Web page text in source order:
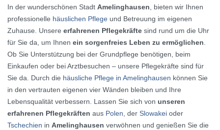
In der wunderschönen Stadt Amelinghausen, bieten wir Ihnen
professionelle häuslichen Pflege und Betreuung im eigenen
Zuhause. Unsere erfahrenen Pflegekräfte sind rund um die Uhr
für Sie da, um Ihnen ein sorgenfreies Leben zu ermöglichen.
Ob Sie Unterstützung bei der Grundpflege benötigen, beim
Einkaufen oder bei Arztbesuchen – unsere Pflegekräfte sind für
Sie da. Durch die häusliche Pflege in Amelinghausen können Sie
in den vertrauten eigenen vier Wänden bleiben und Ihre
Lebensqualität verbessern. Lassen Sie sich von unseren
erfahrenen Pflegekräften aus Polen, der Slowakei oder
Tschechien in Amelinghausen verwöhnen und genießen Sie die